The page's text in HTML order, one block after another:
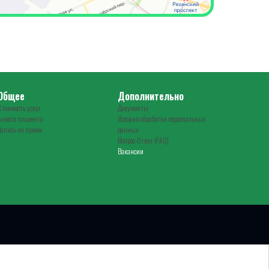
услуг
пациента
на прием
Дополнительно
Документы
Условия обработки персональных
данных
Вопрос-Ответ (FAQ)
Вакансии